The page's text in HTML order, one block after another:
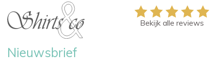
Nieuwsbrief
Bekijk alle reviews